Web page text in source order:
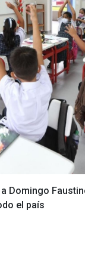
Domingo
el país